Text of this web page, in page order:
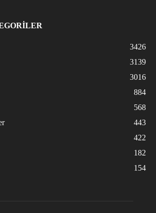
3426
3139
3016
884
568
443
422
182
154